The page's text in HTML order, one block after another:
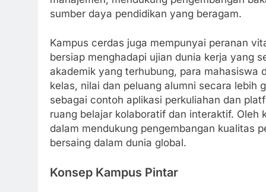
sumber daya pendidikan yang beragam.
Kampus cerdas juga mempunyai peranan
bersiap menghadapi ujian dunia kerja yang
akademik yang terhubung, para
kelas, nilai dan peluang alumni secara lebih
sebagai contoh aplikasi perkuliahan dan
ruang belajar kolaboratif dan interaktif.
dalam mendukung pengembangan kualitas
bersaing dalam dunia global.
Konsep Kampus Pintar